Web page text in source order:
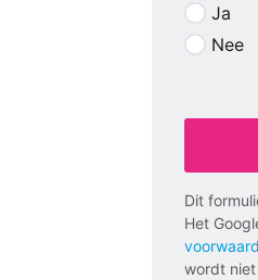
Ja
Nee
Dit
Het
wordt